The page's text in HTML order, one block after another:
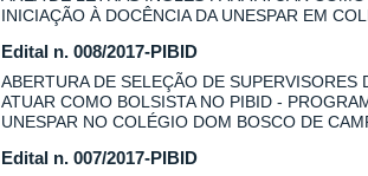
INICIAÇÃO À DOCÊNCIA DA UNESPAR EM
Edital n. 008/2017-PIBID
ABERTURA DE SELEÇÃO DE
ATUAR COMO BOLSISTA NO PIBID -
UNESPAR NO COLÉGIO DOM BOSCO DE
Edital n. 007/2017-PIBID